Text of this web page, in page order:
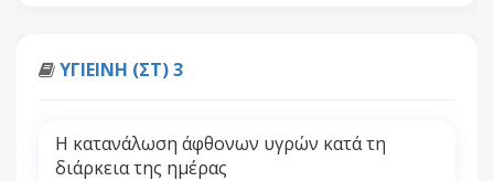
ΥΓΙΕΙΝΗ (ΣΤ) 3
Η κατανάλωση άφθονων υγρών κατά τη
διάρκεια της ημέρας